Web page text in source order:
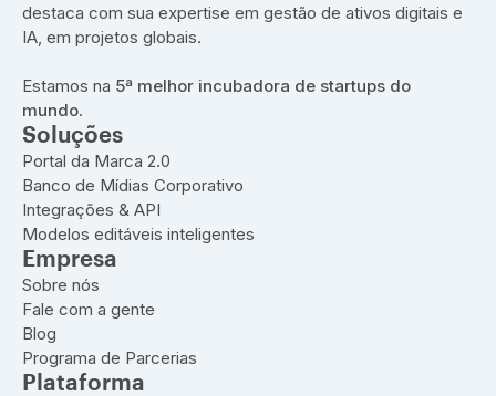
destaca com sua expertise em gestão de ativos digitais e
IA, em projetos globais.
Estamos na 5ª melhor incubadora de startups do
mundo.
Soluções
Portal da Marca 2.0
Banco de Mídias Corporativo
Integrações & API
Modelos editáveis inteligentes
Empresa
Sobre nós
Fale com a gente
Blog
Programa de Parcerias
Plataforma